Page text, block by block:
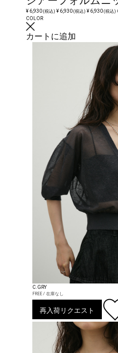
¥ 6,930(税込) ¥ 6,930(税込) ¥ 6,930(税込)
COLOR
カートに追加
C.GRY
FREE / 在庫なし
再入荷リクエスト